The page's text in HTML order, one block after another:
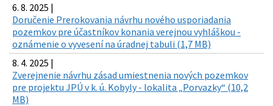
6. 8. 2025 |
Doručenie Prerokovania návrhu nového usporiadania
pozemkov pre účastníkov konania verejnou vyhláškou -
oznámenie o vyvesení na úradnej tabuli (1,7 MB)
8. 4. 2025 |
Zverejnenie návrhu zásad umiestnenia nových pozemkov
pre projektu JPÚ v k. ú. Kobyly - lokalita „Porvazky“ (10,2
MB)